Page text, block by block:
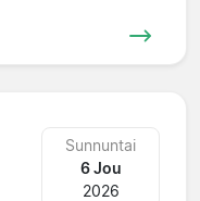
Sunnuntai
6 Jou
2026